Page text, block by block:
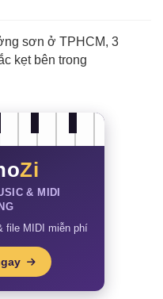
sơn ở TPHCM, 3
kẹt bên trong
Zi
& MIDI
file MIDI miễn phí